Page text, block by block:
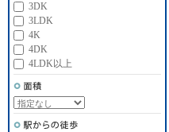
3DK
3LDK
4K
4DK
4LDK以上